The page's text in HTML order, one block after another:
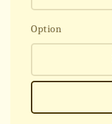
Option